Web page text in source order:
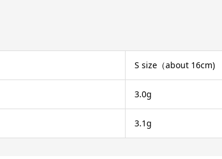
S size（about 16cm)
3.0g
3.1g